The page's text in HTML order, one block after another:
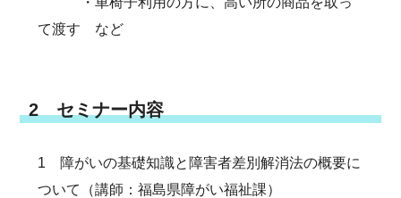
て渡す など
2 セミナー内容
1 障がいの基礎知識と障害者差別解消法の概要に
ついて（講師：福島県障がい福祉課）